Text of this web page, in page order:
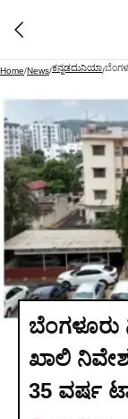
Home/News/ಕನ್ನಡದುನಿಯಾ/
ಬೆಂಗಳೂರು
ಖಾಲಿ
35 ವರ್ಷ